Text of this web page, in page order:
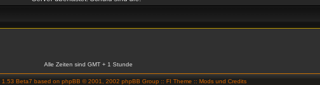
Alle Zeiten sind GMT + 1 Stunde
1.53 Beta7 based on phpBB © 2001, 2002 phpBB Group :: FI Theme :: Mods und Credits